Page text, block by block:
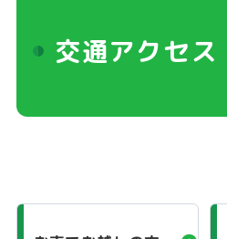
交通アクセス